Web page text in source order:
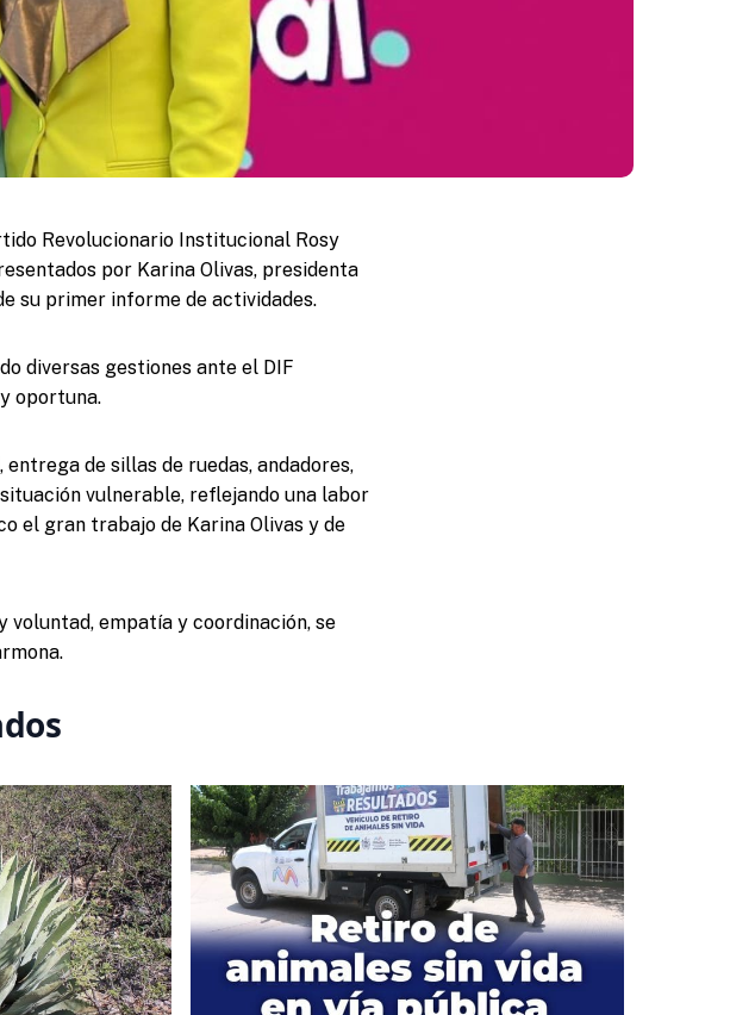
Revolucionario Institucional Rosy
por Karina Olivas, presidenta
su primer informe de actividades.
diversas gestiones ante el DIF
oportuna.
de sillas de ruedas, andadores,
vulnerable, reflejando una labor
el gran trabajo de Karina Olivas y de
voluntad, empatía y coordinación, se